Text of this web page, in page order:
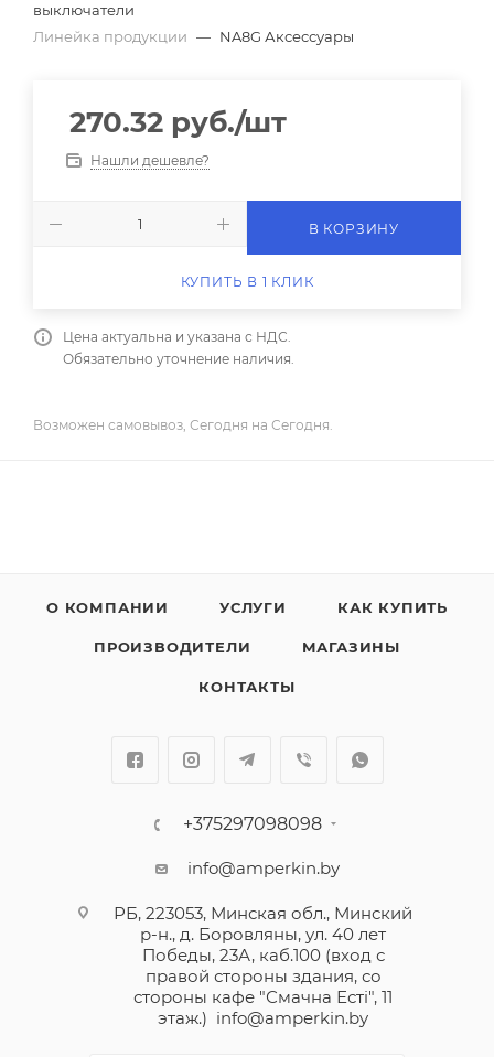
выключатели
Линейка продукции — NA8G Аксессуары
270.32 руб./шт
Нашли дешевле?
В КОРЗИНУ
КУПИТЬ В 1 КЛИК
Цена актуальна и указана с НДС.
Обязательно уточнение наличия.
Возможен самовывоз, Сегодня на Сегодня.
О КОМПАНИИ УСЛУГИ КАК КУПИТЬ
ПРОИЗВОДИТЕЛИ МАГАЗИНЫ
КОНТАКТЫ
+375297098098
info@amperkin.by
РБ, 223053, Минская обл., Минский
р-н., д. Боровляны, ул. 40 лет
Победы, 23А, каб.100 (вход с
правой стороны здания, со
стороны кафе "Смачна Естi", 11
этаж.) info@amperkin.by